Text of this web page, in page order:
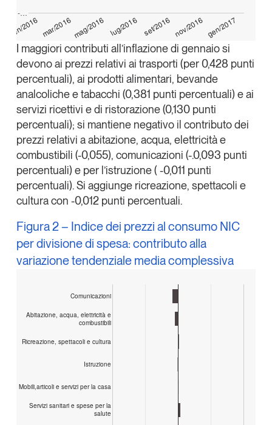
Un anno di
Tendenze2026
Leggi il magazine
Tendenze è il magazine di GS1 Italy che racconta in
modo indipendente il cambiamento e le sfide del largo
consumo e dell’economia a professionisti e
consumatori
GS1 Italy GS1 Italy GS1 Italy
Tendenze
gen/2016 mar/2016mag/2016 lug/2016 set/2016 nov/2016 gen/2017
-…
I maggiori contributi all’inflazione di gennaio si
devono ai prezzi relativi ai trasporti (per 0,428 punti
percentuali), ai prodotti alimentari, bevande
analcoliche e tabacchi (0,381 punti percentuali) e ai
servizi ricettivi e di ristorazione (0,130 punti
percentuali); si mantiene negativo il contributo dei
prezzi relativi a abitazione, acqua, elettricità e
combustibili (-0,055), comunicazioni (-.0,093 punti
percentuali) e per l’istruzione ( -0,011 punti
percentuali). Si aggiunge ricreazione, spettacoli e
cultura con -0,012 punti percentuali.
Figura 2 – Indice dei prezzi al consumo NIC
per divisione di spesa: contributo alla
variazione tendenziale media complessiva
Comunicazioni
Abitazione, acqua, elettricità e
combustibili
Ricreazione, spettacoli e cultura
Istruzione
Mobili,articoli e servizi per la casa
Servizi sanitari e spese per la
salute